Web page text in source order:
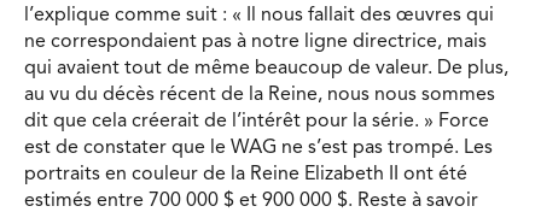
l’explique comme suit : « Il nous fallait des œuvres qui
ne correspondaient pas à notre ligne directrice, mais
qui avaient tout de même beaucoup de valeur. De plus,
au vu du décès récent de la Reine, nous nous sommes
dit que cela créerait de l’intérêt pour la série. » Force
est de constater que le WAG ne s’est pas trompé. Les
portraits en couleur de la Reine Elizabeth II ont été
estimés entre 700 000 $ et 900 000 $. Reste à savoir